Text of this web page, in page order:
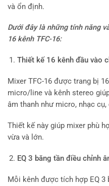
và ổn định.
Dưới đây là những tính năng
16 kênh TFC-16:
Thiết kế 16 kênh đầu vào
Mixer TFC-16 được trang bị
micro/line và kênh stereo
âm thanh như micro, nhạc
Thiết kế này giúp mixer phù
vừa và lớn.
EQ 3 băng tần điều chỉnh
Mỗi kênh được tích hợp EQ